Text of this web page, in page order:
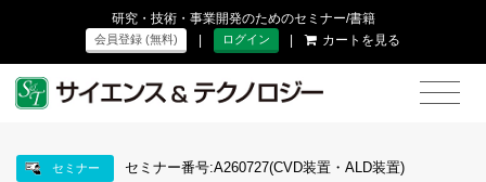
研究・技術・事業開発のためのセミナー/書籍
会員登録 (無料) | ログイン | カートを見る
セミナー セミナー番号:A260727(CVD装置・ALD装置)